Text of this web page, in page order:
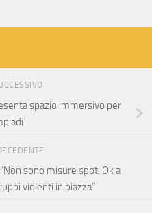
spazio immersivo per
sono misure spot. Ok a
violenti in piazza”